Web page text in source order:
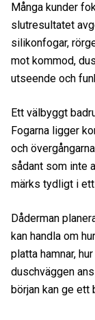
Många kunder
slutresultatet
silikonfogar,
mot kommod,
utseende och
Ett välbyggt
Fogarna ligger
och
sådant som inte
märks tydligt i
Dåderman
kan handla om
platta hamnar,
duschväggen
början kan ge